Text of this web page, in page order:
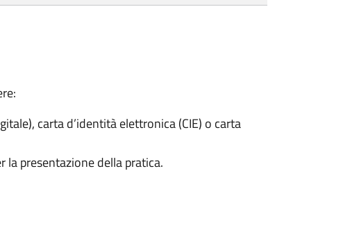
carta d’identità elettronica (CIE) o carta
presentazione della pratica.